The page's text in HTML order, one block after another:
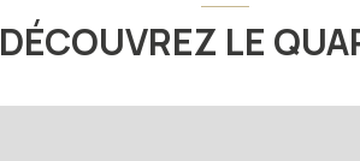
DÉCOUVREZ LE